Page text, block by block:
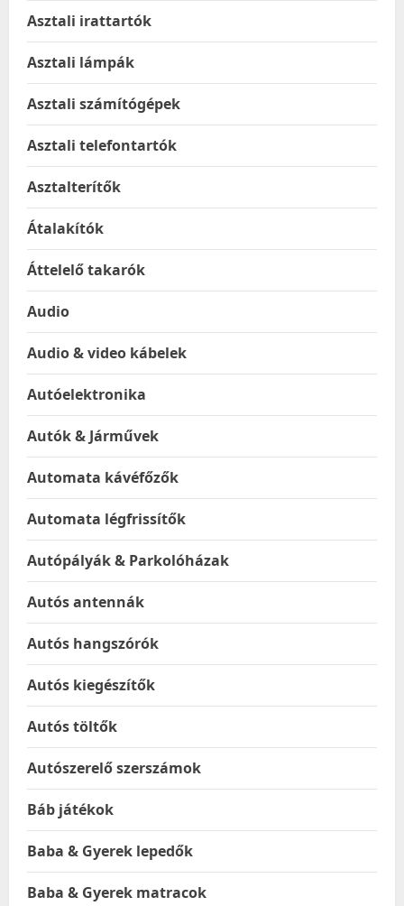
Asztali irattartók
Asztali lámpák
Asztali számítógépek
Asztali telefontartók
Asztalterítők
Átalakítók
Áttelelő takarók
Audio
Audio & video kábelek
Autóelektronika
Autók & Járművek
Automata kávéfőzők
Automata légfrissítők
Autópályák & Parkolóházak
Autós antennák
Autós hangszórók
Autós kiegészítők
Autós töltők
Autószerelő szerszámok
Báb játékok
Baba & Gyerek lepedők
Baba & Gyerek matracok